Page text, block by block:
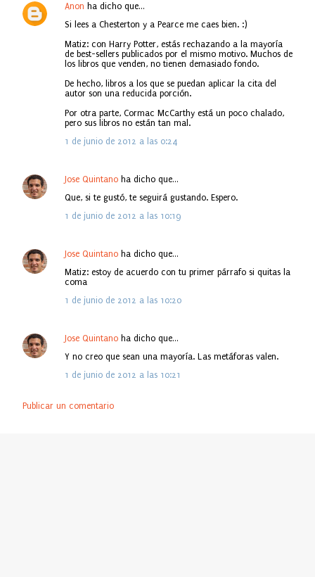
Anon ha dicho que…
Si lees a Chesterton y a Pearce me caes bien. :)
Matiz: con Harry Potter, estás rechazando a la mayoría
de best-sellers publicados por el mismo motivo. Muchos de
los libros que venden, no tienen demasiado fondo.
De hecho, libros a los que se puedan aplicar la cita del
autor son una reducida porción.
Por otra parte, Cormac McCarthy está un poco chalado,
pero sus libros no están tan mal.
1 de junio de 2012 a las 0:24
Jose Quintano ha dicho que…
Que, si te gustó, te seguirá gustando. Espero.
1 de junio de 2012 a las 10:19
Jose Quintano ha dicho que…
Matiz: estoy de acuerdo con tu primer párrafo si quitas la
coma
1 de junio de 2012 a las 10:20
Jose Quintano ha dicho que…
Y no creo que sean una mayoría. Las metáforas valen.
1 de junio de 2012 a las 10:21
Publicar un comentario